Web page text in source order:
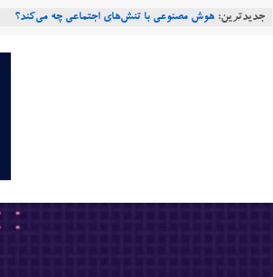
جدیدترین: هوش مصنوعی با تنش‌های اجتماعی چه می‌کند؟